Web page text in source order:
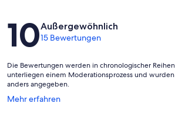
Bewertungen
10Außergewöhnlich
15 Bewertungen
Die Bewertungen werden in chronologischer
unterliegen einem Moderationsprozess und
anders angegeben.
Mehr erfahren
Wird